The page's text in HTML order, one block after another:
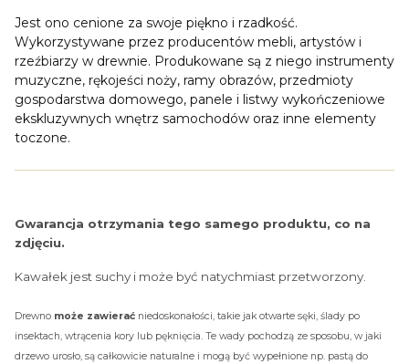
Jest ono cenione za swoje piękno i rzadkość.
Wykorzystywane przez producentów mebli, artystów i
rzeźbiarzy w drewnie. Produkowane są z niego instrumenty
muzyczne, rękojeści noży, ramy obrazów, przedmioty
gospodarstwa domowego, panele i listwy wykończeniowe
ekskluzywnych wnętrz samochodów oraz inne elementy
toczone.
Gwarancja otrzymania tego samego produktu, co na
zdjęciu.
Kawałek jest suchy i może być natychmiast przetworzony.
Drewno może zawierać niedoskonałości, takie jak otwarte sęki, ślady po
insektach, wtrącenia kory lub pęknięcia. Te wady pochodzą ze sposobu, w jaki
drzewo urosło, są całkowicie naturalne i mogą być wypełnione np. pastą do